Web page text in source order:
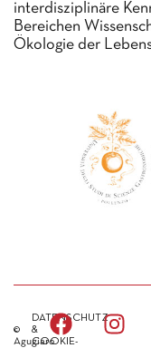
interdisziplinäre
Bereichen
Ökologie der
©
Agugiaro
DATENSCHUTZ
&
COOKIE-